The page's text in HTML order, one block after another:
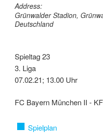
Address:
Grünwalder Stadion,
Deutschland
Spieltag 23
3. Liga
07.02.21; 13.00 Uhr
FC Bayern München II -
Spielplan